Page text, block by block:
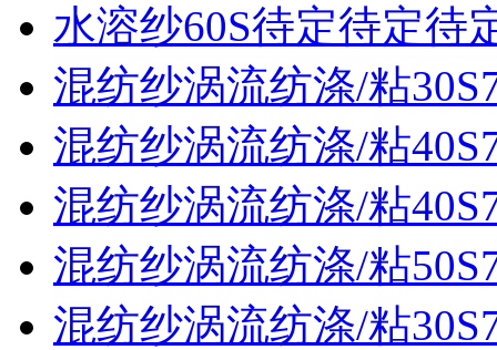
水溶纱60S待定待定待
混纺纱涡流纺涤/粘
混纺纱涡流纺涤/粘
混纺纱涡流纺涤/粘
混纺纱涡流纺涤/粘
混纺纱涡流纺涤/粘